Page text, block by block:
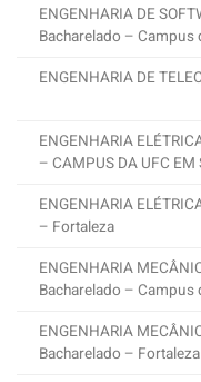
ENGENHARIA DE
Bacharelado – Campus
ENGENHARIA DE
ENGENHARIA
– CAMPUS DA UFC EM
ENGENHARIA
– Fortaleza
ENGENHARIA
Bacharelado – Campus
ENGENHARIA
Bacharelado – Fortaleza